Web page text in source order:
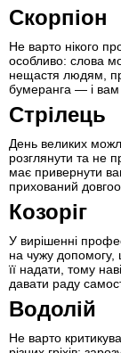
Скорпіон
Не варто нікого
особливо: слова
нещастя людям,
бумеранга — і вам
Стрілець
День великих
розглянути та не
має привернути
прихований
Козоріг
У вирішенні
на чужу
її надати, тому
давати раду
Водолій
Не варто